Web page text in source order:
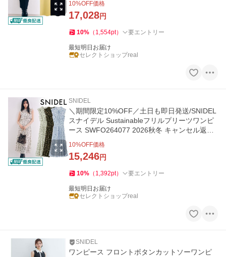
10%OFF価格
17,028円
10% （ 1,554pt） 要エントリー
最短明日お届け
セレクトショップreal
SNIDEL
＼期間限定10%OFF／土日も即日発送/SNIDEL
スナイデル Sustainableフリルプリーツワンピ
ース SWFO264077 2026秋冬 キャンセル返品
10%OFF価格
15,246円
10% （ 1,392pt） 要エントリー
最短明日お届け
セレクトショップreal
SNIDEL
ワンピース フロントボタンカットソーワンピ